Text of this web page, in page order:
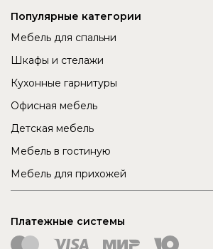
Популярные категории
Мебель для спальни
Шкафы и стелажи
Кухонные гарнитуры
Офисная мебель
Детская мебель
Мебель в гостиную
Мебель для прихожей
Платежные системы